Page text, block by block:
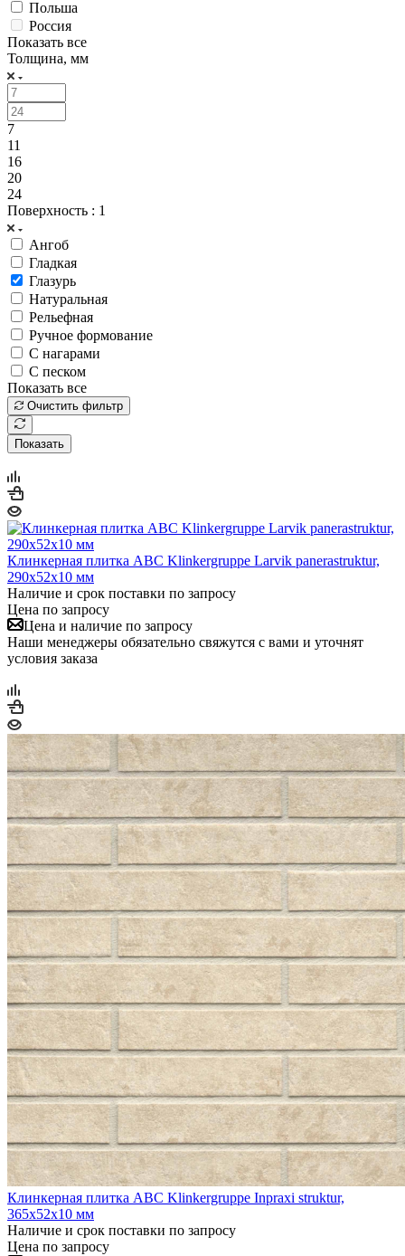
Польша
Россия
Показать все
Толщина, мм
7
11
16
20
24
Поверхность : 1
Ангоб
Гладкая
Глазурь
Натуральная
Рельефная
Ручное формование
С нагарами
С песком
Показать все
Очистить фильтр
Показать
Клинкерная плитка ABC Klinkergruppe Larvik panerastruktur,
290х52х10 мм
Наличие и срок поставки по запросу
Цена по запросу
Цена и наличие по запросу
Наши менеджеры обязательно свяжутся с вами и уточнят
условия заказа
Клинкерная плитка ABC Klinkergruppe Inpraxi struktur,
365х52х10 мм
Наличие и срок поставки по запросу
Цена по запросу